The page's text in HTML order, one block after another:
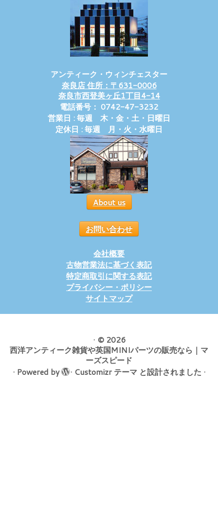
アンティーク・ウィンチェスター
奈良店 住所：〒631-0006
奈良市西登美ヶ丘1丁目4-14
電話番号： 0742-47-3232
営業日 : 毎週 木・金・土・日曜日
定休日 : 毎週 月・火・水曜日
About us
お問い合わせ
会社概要
古物営業法に基づく表記
特定商取引に関する表記
プライバシー・ポリシー
サイトマップ
· © 2026
西洋アンティーク雑貨や英国MINIパーツの販売なら｜マ
ーズスピード
· Powered by · Customizr テーマ と設計されました ·